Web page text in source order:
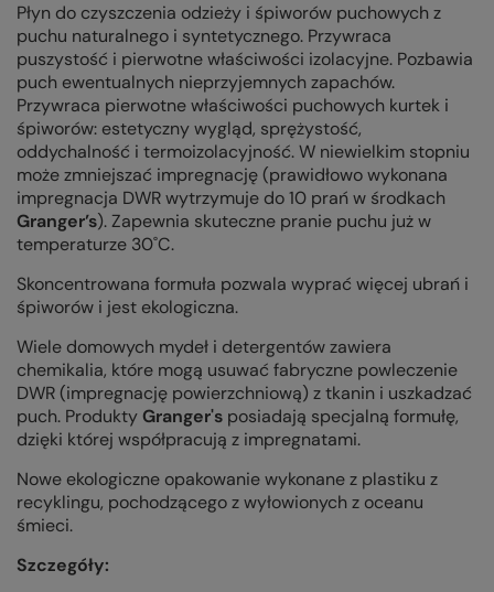
Płyn do czyszczenia odzieży i śpiworów puchowych z
puchu naturalnego i syntetycznego. Przywraca
puszystość i pierwotne właściwości izolacyjne. Pozbawia
puch ewentualnych nieprzyjemnych zapachów.
Przywraca pierwotne właściwości puchowych kurtek i
śpiworów: estetyczny wygląd, sprężystość,
oddychalność i termoizolacyjność. W niewielkim stopniu
może zmniejszać impregnację (prawidłowo wykonana
impregnacja DWR wytrzymuje do 10 prań w środkach
Granger’s). Zapewnia skuteczne pranie puchu już w
temperaturze 30˚C.
Skoncentrowana formuła pozwala wyprać więcej ubrań i
śpiworów i jest ekologiczna.
Wiele domowych mydeł i detergentów zawiera
chemikalia, które mogą usuwać fabryczne powleczenie
DWR (impregnację powierzchniową) z tkanin i uszkadzać
puch. ProduktyGranger's posiadają specjalną formułę,
dzięki której współpracują z impregnatami.
Nowe ekologiczne opakowanie wykonane z plastiku z
recyklingu, pochodzącego z wyłowionych z oceanu
śmieci.
Szczegóły: